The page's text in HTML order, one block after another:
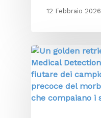
12 Febbraio 2026